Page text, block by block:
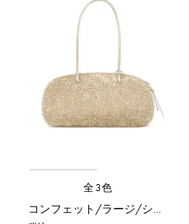
全3色
コンフェット/ラージ/シルバーゴールド